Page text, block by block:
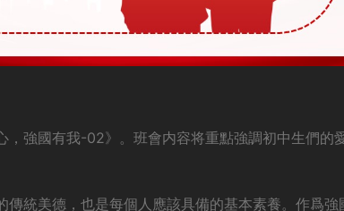
，強國有我-02》。班會内容将重點強調初中生們的
統美德，也是每個人應該具備的基本素養。作爲強